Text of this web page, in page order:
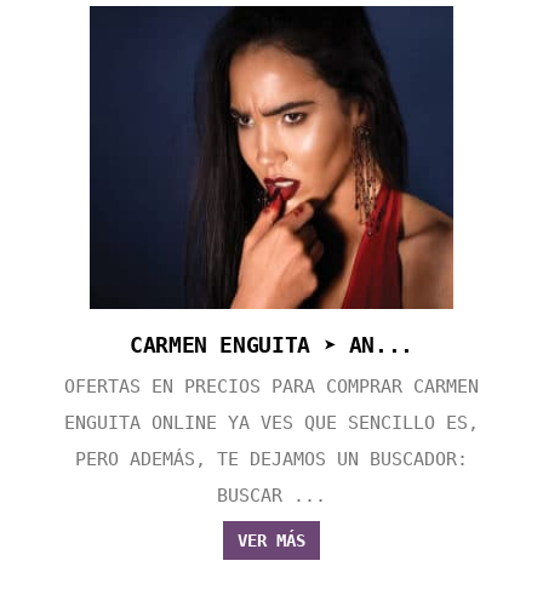
CARMEN ENGUITA ➤ AN...
OFERTAS EN PRECIOS PARA COMPRAR CARMEN
ENGUITA ONLINE YA VES QUE SENCILLO ES,
PERO ADEMÁS, TE DEJAMOS UN BUSCADOR:
BUSCAR ...
VER MÁS